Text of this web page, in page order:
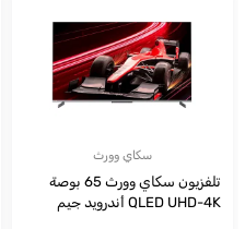
سكاي وورث
تلفزيون سكاي وورث 65 بوصة
QLED UHD-4K أندرويد جيم